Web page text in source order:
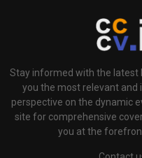
Stay informed with the latest
you the most relevant and
perspective on the dynamic
site for comprehensive
you at the